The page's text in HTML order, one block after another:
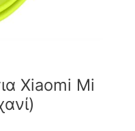
Xiaomi Mi